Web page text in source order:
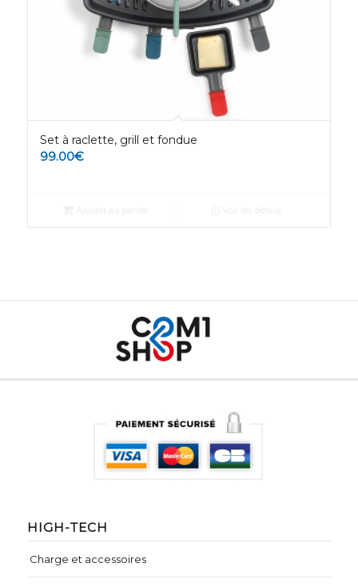
Set à raclette, grill et fondue
99.00€
HIGH-TECH
Charge et accessoires